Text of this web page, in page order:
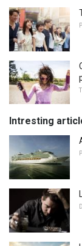
Intresting